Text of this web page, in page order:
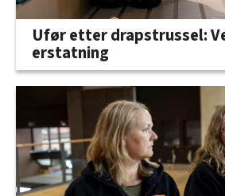
Ufør etter drapstrussel:
erstatning